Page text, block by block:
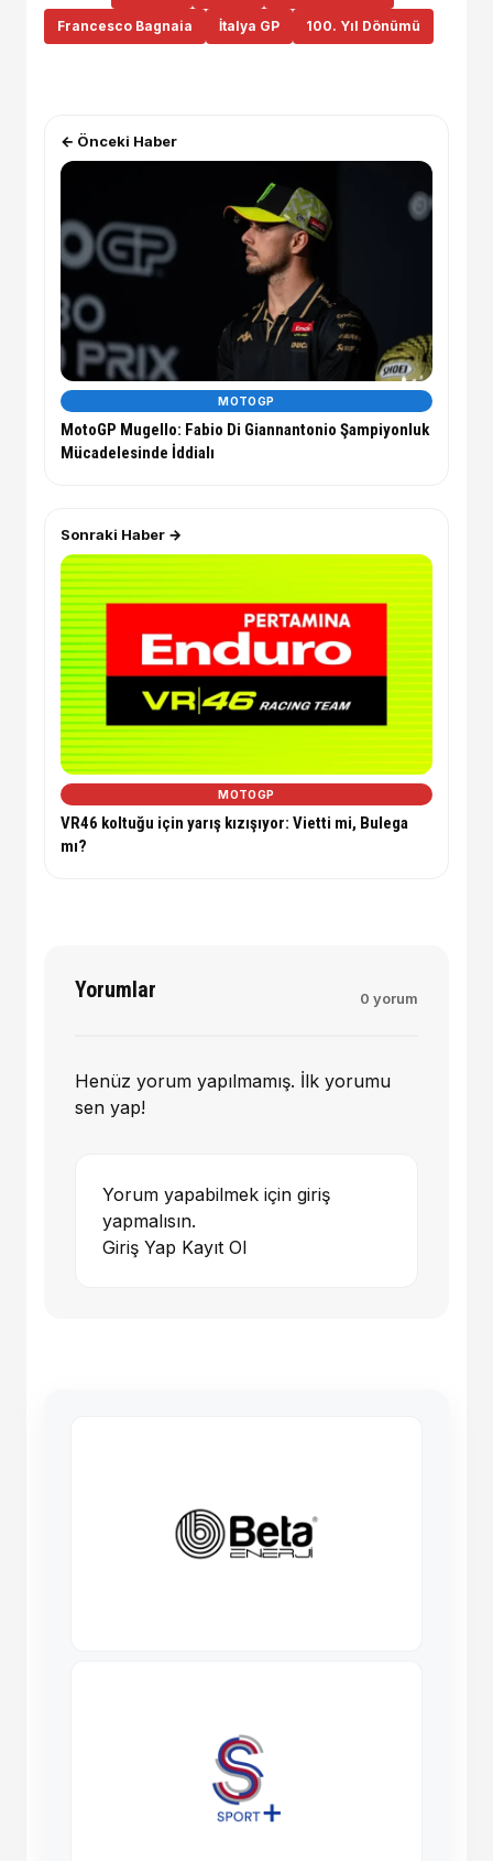
Francesco Bagnaia İtalya GP 100. Yıl Dönümü
← Önceki Haber
MOTOGP
MotoGP Mugello: Fabio Di Giannantonio Şampiyonluk
Mücadelesinde İddialı
Sonraki Haber →
MOTOGP
VR46 koltuğu için yarış kızışıyor: Vietti mi, Bulega
mı?
Yorumlar 0 yorum
Henüz yorum yapılmamış. İlk yorumu
sen yap!
Yorum yapabilmek için giriş
yapmalısın.
Giriş Yap Kayıt Ol